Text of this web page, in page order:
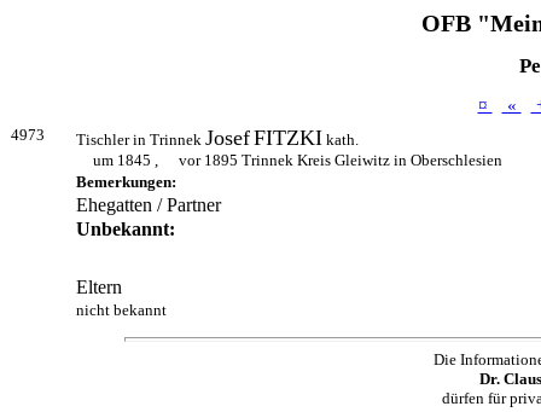
OFB
¤ «
4973 Tischler in Trinnek JosefFITZKI kath.
um 1845 ,
vor 1895 Trinnek Kreis Gleiwitz in Oberschlesien
Bemerkungen:
Ehegatten / Partner
Unbekannt:
Eltern
nicht bekannt
Die
Dr.
dürfen für